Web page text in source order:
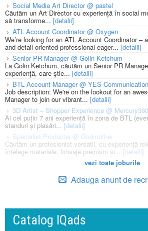
Social Media Art Director @ pastel
Căutăm un Art Director cu experiență în social
să transforme... [detalii]
ATL Account Coordinator @ Oxygen
We’re looking for an ATL Account Coordinator –
and detail-oriented professional eager... [detalii]
Senior PR Manager @ Golin Ketchum
La Golin Ketchum, căutăm un Senior PR
experiență, care știe... [detalii]
BTL Account Manager @ YES Communication
Job description: We're on the lookout for an
Manager to join our vibrant... [detalii]
3D Artist – Shopper Experience @ Mercury360
Ai cel puțin 7 ani experiență în zona de BTL
standuri și plasări...[detalii]
Specialist Productie @ Godmother
Căutăm un profesionist versatil, cu experiență
înțelege materiale, finisaje premium și... [detalii]
vezi toate joburile
Adauga anunt de
Catalog IQads